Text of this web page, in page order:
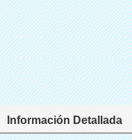
Información Detallada